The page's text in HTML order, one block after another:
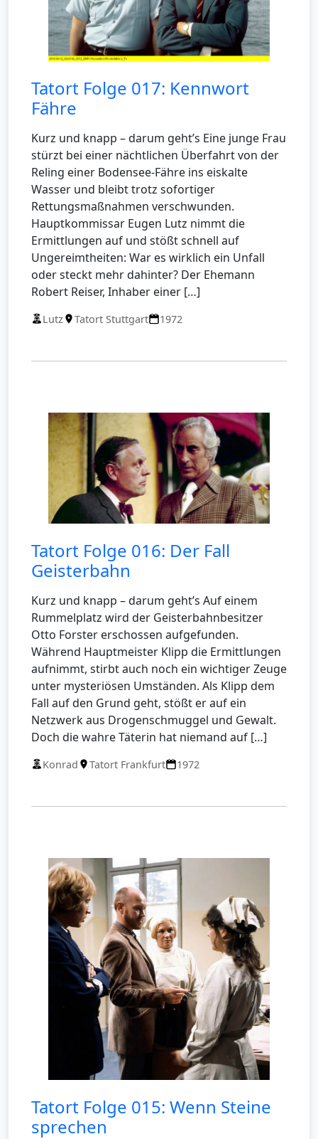
Tatort Folge 017: Kennwort
Fähre
Kurz und knapp – darum geht’s Eine junge Frau
stürzt bei einer nächtlichen Überfahrt von der
Reling einer Bodensee-Fähre ins eiskalte
Wasser und bleibt trotz sofortiger
Rettungsmaßnahmen verschwunden.
Hauptkommissar Eugen Lutz nimmt die
Ermittlungen auf und stößt schnell auf
Ungereimtheiten: War es wirklich ein Unfall
oder steckt mehr dahinter? Der Ehemann
Robert Reiser, Inhaber einer […]
Lutz Tatort Stuttgart 1972
Tatort Folge 016: Der Fall
Geisterbahn
Kurz und knapp – darum geht’s Auf einem
Rummelplatz wird der Geisterbahnbesitzer
Otto Forster erschossen aufgefunden.
Während Hauptmeister Klipp die Ermittlungen
aufnimmt, stirbt auch noch ein wichtiger Zeuge
unter mysteriösen Umständen. Als Klipp dem
Fall auf den Grund geht, stößt er auf ein
Netzwerk aus Drogenschmuggel und Gewalt.
Doch die wahre Täterin hat niemand auf […]
Konrad Tatort Frankfurt 1972
Tatort Folge 015: Wenn Steine
sprechen